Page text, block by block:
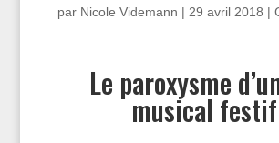
par Nicole Videmann | 29 avril 2018 |
Le paroxysme
musical festif